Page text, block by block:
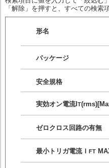
「解除」を押すと、すべての検索
形名
パッケージ
安全規格
実効オン電流I T
ゼロクロス回路の有無
最小トリガ電流Ｉ FT